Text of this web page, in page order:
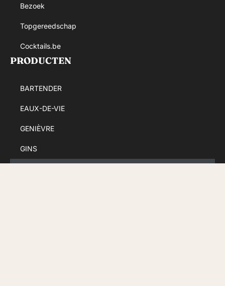
Bezoek
Topgereedschap
Cocktails.be
PRODUCTEN
BARTENDER
EAUX-DE-VIE
GENIÈVRE
GINS